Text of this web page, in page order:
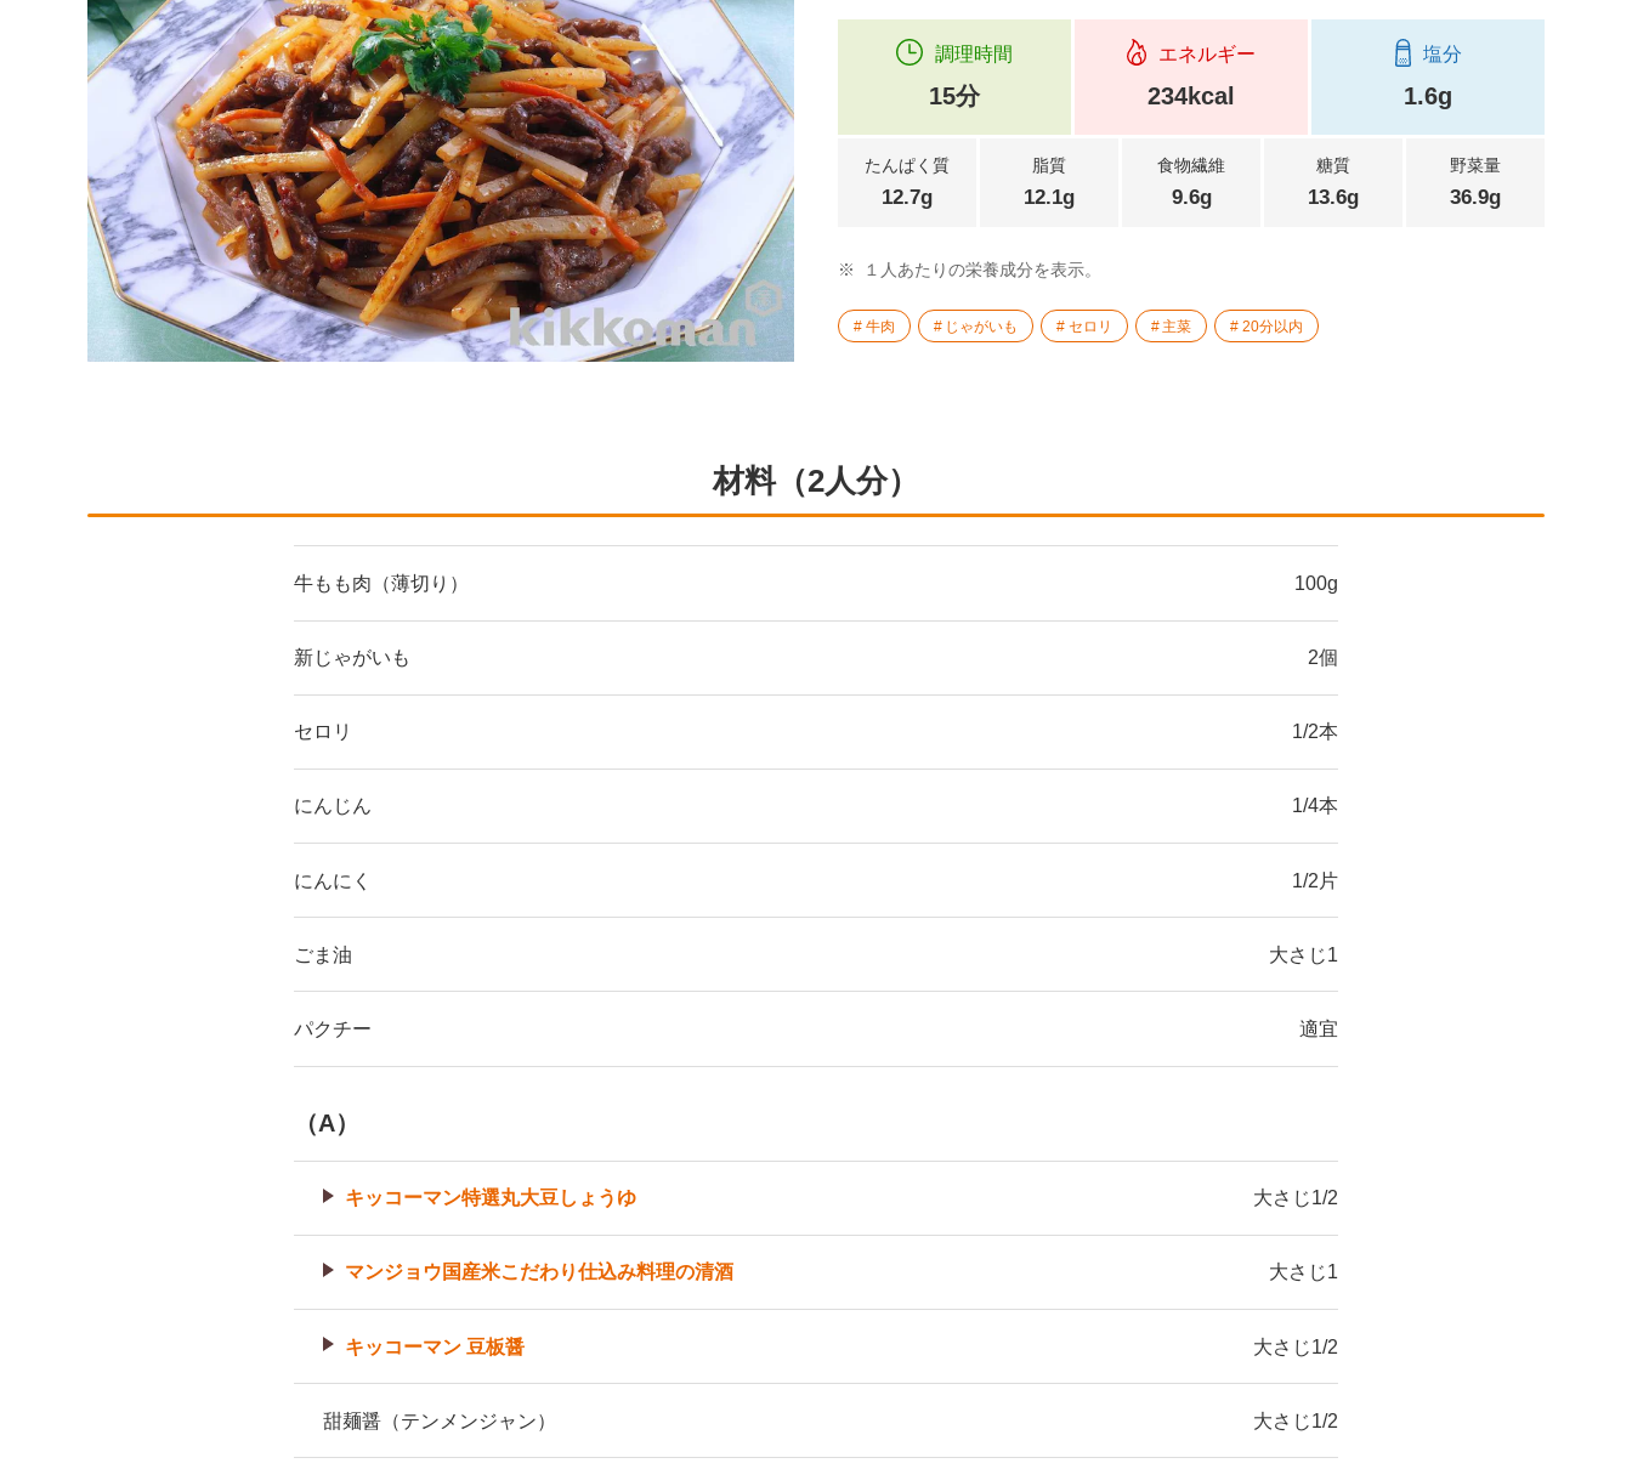
調理時間
15分
エネルギー
234kcal
塩分
1.6g
たんぱく質
12.7g
脂質
12.1g
食物繊維
9.6g
糖質
13.6g
野菜量
36.9g
※ １人あたりの栄養成分を表示。
牛肉 じゃがいも セロリ 主菜 20分以内
材料（2人分）
牛もも肉（薄切り） 100g
新じゃがいも 2個
セロリ 1/2本
にんじん 1/4本
にんにく 1/2片
ごま油 大さじ1
パクチー 適宜
（A）
キッコーマン特選丸大豆しょうゆ 大さじ1/2
マンジョウ国産米こだわり仕込み料理の清酒 大さじ1
キッコーマン 豆板醤 大さじ1/2
甜麺醤（テンメンジャン） 大さじ1/2